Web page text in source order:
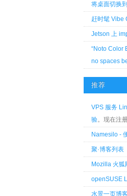
将桌面切换
赶时髦 Vibe
Jetson 上
“Noto Color
no spaces
推荐
VPS 服务
验。现在注
Namesilo -
聚·博客列表
Mozilla 火狐
openSUSE
水景一页博